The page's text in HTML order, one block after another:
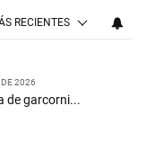
RECIENTES
2026
de garcorni...